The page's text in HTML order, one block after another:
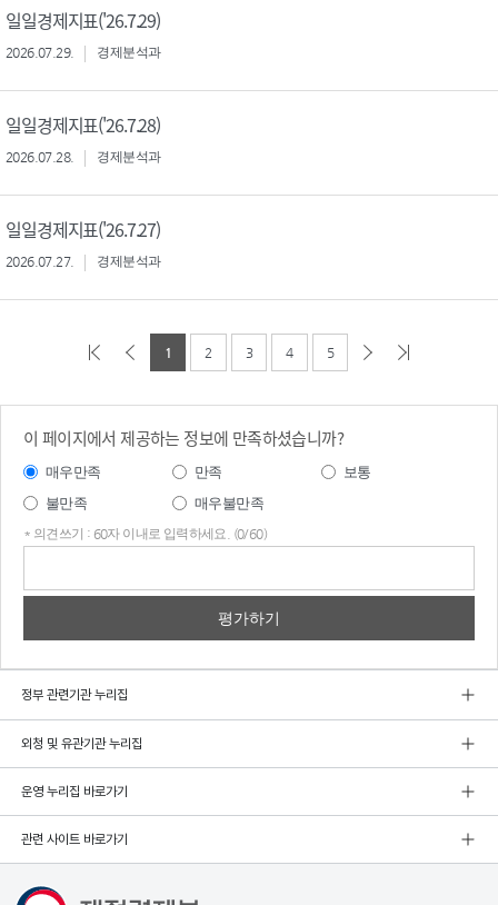
일일경제지표('26.7.29)
2026.07.29. 경제분석과
일일경제지표('26.7.28)
2026.07.28. 경제분석과
일일경제지표('26.7.27)
2026.07.27. 경제분석과
1 2 3 4 5
이 페이지에서 제공하는 정보에 만족하셨습니까?
매우만족 만족
보통
불만족
매우불만족
* 의견쓰기 : 60자 이내로 입력하세요. (0/60)
정부 관련기관 누리집
외청 및 유관기관 누리집
운영 누리집 바로가기
관련 사이트 바로가기